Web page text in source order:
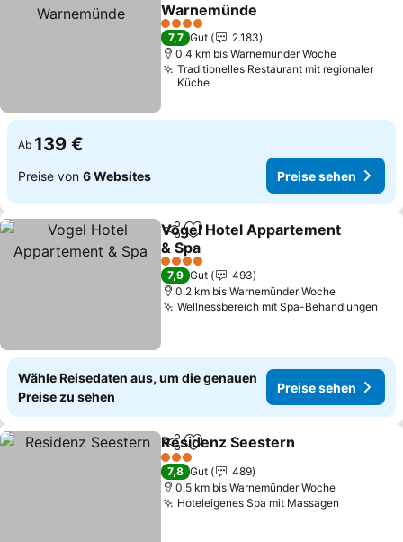
Warnemünde
4 Sterne
7,7 Gut
2.183
0.4 km bis Warnemünder Woche
Traditionelles Restaurant mit regionaler
Küche
Ab 139 €
Preise von 6 Websites Preise sehen
TeilenZu Favoriten hinzufügen
Vogel Hotel Appartement
& Spa
4 Sterne
7,9 Gut
493
0.2 km bis Warnemünder Woche
Wellnessbereich mit Spa-Behandlungen
Wähle Reisedaten aus, um die genauen
Preise zu sehen
Preise sehen
TeilenZu Favoriten hinzufügen
Residenz Seestern
3 Sterne
7,8 Gut
489
0.5 km bis Warnemünder Woche
Hoteleigenes Spa mit Massagen